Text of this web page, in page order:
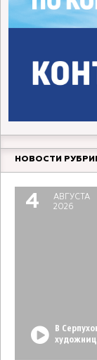
НОВОСТИ
4
АВГУСТА
2026
В